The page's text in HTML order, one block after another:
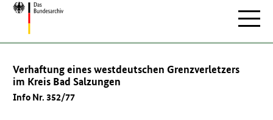
Zur
Verhaftung eines westdeutschen Grenzverletzers
im Kreis Bad Salzungen
Info Nr. 352/77